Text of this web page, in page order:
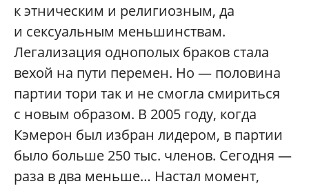
к этническим и религиозным, да
и сексуальным меньшинствам.
Легализация однополых браков стала
вехой на пути перемен. Но — половина
партии тори так и не смогла смириться
с новым образом. В 2005 году, когда
Кэмерон был избран лидером, в партии
было больше 250 тыс. членов. Сегодня —
раза в два меньше… Настал момент,